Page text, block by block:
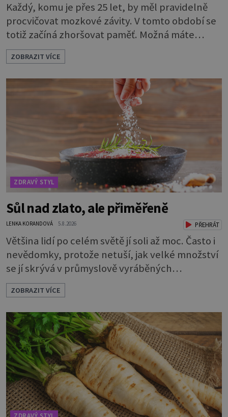
Každý, komu je přes 25 let, by měl pravidelně
procvičovat mozkové závity. V tomto období se
totiž začíná zhoršovat paměť. Možná máte
problém vzpomenout si na jméno kolegy z
práce. Nebo marně v paměti lovíte název
knížky, kterou jste nedávno přečetli. Je to
opravdu tak, s věkem jako kdyby se paměť
Procvičujte mozkové závity. Není to nijak slož
ZOBRAZIT VÍCE
ZDRAVÝ STYL
Sůl nad zlato, ale přiměřeně
LENKA KORANDOVÁ 5.8.2026 PŘEHRÁT
Většina lidí po celém světě jí soli až moc. Často i
nevědomky, protože netuší, jak velké množství
se jí skrývá v průmyslově vyráběných
potravinách, dokonce i těch sladkých. Sůl je
zdravá Ale v ani ne třetinovém množství, než je
pro většinu populace běžné. Její základní
složky– sodík a chlór – jsou zásadní pro správné
hospodaření organismu s tekutinami. Pomáhají
totiž udrž
ZOBRAZIT VÍCE